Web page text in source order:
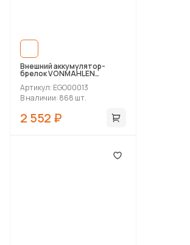
Внешний аккумулятор-
брелок VONMAHLEN
Evergreen Go, 1000 мАч
Артикул: EGO00013
В наличии: 868 шт.
2 552 ₽